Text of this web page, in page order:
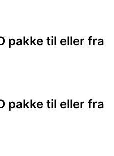
pakke til eller fra
pakke til eller fra